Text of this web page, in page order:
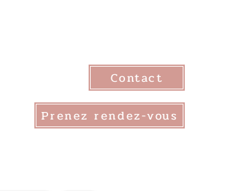
Contact
Prenez rendez-vous